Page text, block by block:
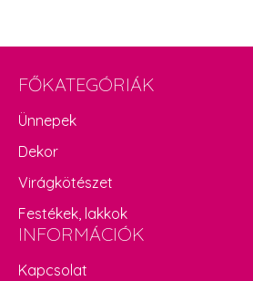
FŐKATEGÓRIÁK
Ünnepek
Dekor
Virágkötészet
Festékek, lakkok
INFORMÁCIÓK
Kapcsolat